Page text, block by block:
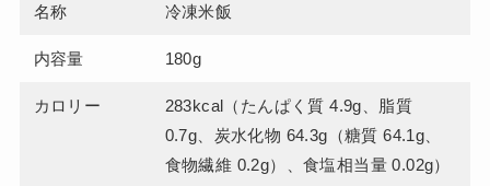
名称 冷凍米飯
内容量 180g
カロリー
283kcal（たんぱく質 4.9g、脂質
0.7g、炭水化物 64.3g（糖質 64.1g、
食物繊維 0.2g）、食塩相当量 0.02g）